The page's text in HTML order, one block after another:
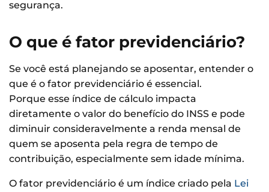
segurança.
O que é fator previdenciário?
Se você está planejando se aposentar, entender o
que é o fator previdenciário é essencial.
Porque esse índice de cálculo impacta
diretamente o valor do benefício do INSS e pode
diminuir consideravelmente a renda mensal de
quem se aposenta pela regra de tempo de
contribuição, especialmente sem idade mínima.
O fator previdenciário é um índice criado pela Lei